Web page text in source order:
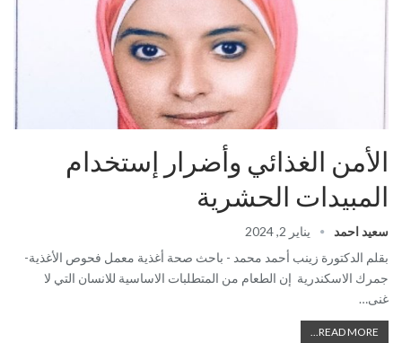
الأمن الغذائي وأضرار إستخدام
المبيدات الحشرية
سعيد احمد
يناير 2, 2024
بقلم الدكتورة زينب أحمد محمد - باحث صحة أغذية معمل فحوص الأغذية-
جمرك الاسكندرية إن الطعام من المتطلبات الاساسية للانسان التي لا
غنى…
READ MORE...